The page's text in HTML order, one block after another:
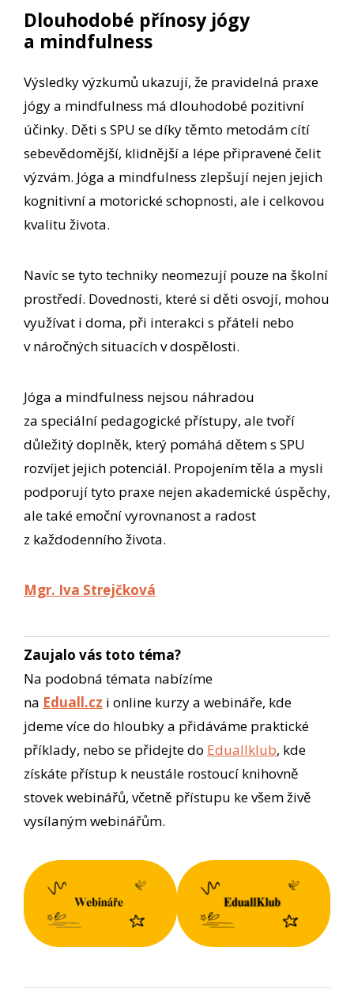
Dlouhodobé přínosy jógy
a mindfulness
Výsledky výzkumů ukazují, že pravidelná praxe
jógy a mindfulness má dlouhodobé pozitivní
účinky. Děti s SPU se díky těmto metodám cítí
sebevědomější, klidnější a lépe připravené čelit
výzvám. Jóga a mindfulness zlepšují nejen jejich
kognitivní a motorické schopnosti, ale i celkovou
kvalitu života.
Navíc se tyto techniky neomezují pouze na školní
prostředí. Dovednosti, které si děti osvojí, mohou
využívat i doma, při interakci s přáteli nebo
v náročných situacích v dospělosti.
Jóga a mindfulness nejsou náhradou
za speciální pedagogické přístupy, ale tvoří
důležitý doplněk, který pomáhá dětem s SPU
rozvíjet jejich potenciál. Propojením těla a mysli
podporují tyto praxe nejen akademické úspěchy,
ale také emoční vyrovnanost a radost
z každodenního života.
Mgr. Iva Strejčková
Zaujalo vás toto téma?
Na podobná témata nabízíme
na Eduall.cz i online kurzy a webináře, kde
jdeme více do hloubky a přidáváme praktické
příklady, nebo se přidejte do Eduallklub, kde
získáte přístup k neustále rostoucí knihovně
stovek webinářů, včetně přístupu ke všem živě
vysílaným webinářům.